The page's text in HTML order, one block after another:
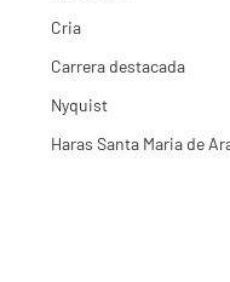
Cria
Carrera destacada
Nyquist
Haras Santa Maria de